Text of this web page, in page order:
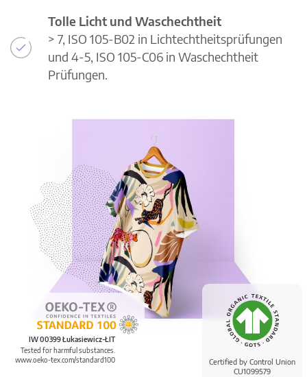
Certified by Control Union
CU1099579
IW 00399 Łukasiewicz-ŁIT
Tested for harmful substances.
www.oeko-tex.com/standard100
Tolle Licht und Waschechtheit
> 7, ISO 105-B02 in Lichtechtheitsprüfungen
und 4-5, ISO 105-C06 in Waschechtheit
Prüfungen.